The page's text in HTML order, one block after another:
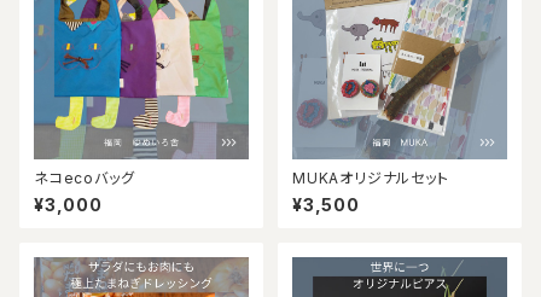
ネコecoバッグ
¥3,000
MUKAオリジナルセット
¥3,500